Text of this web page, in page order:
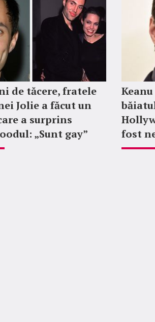
de tăcere, fratele
Jolie a făcut un
a surprins
„Sunt gay”
fost